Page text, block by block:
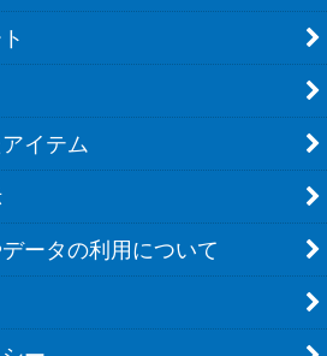
イテム
ータの利用について